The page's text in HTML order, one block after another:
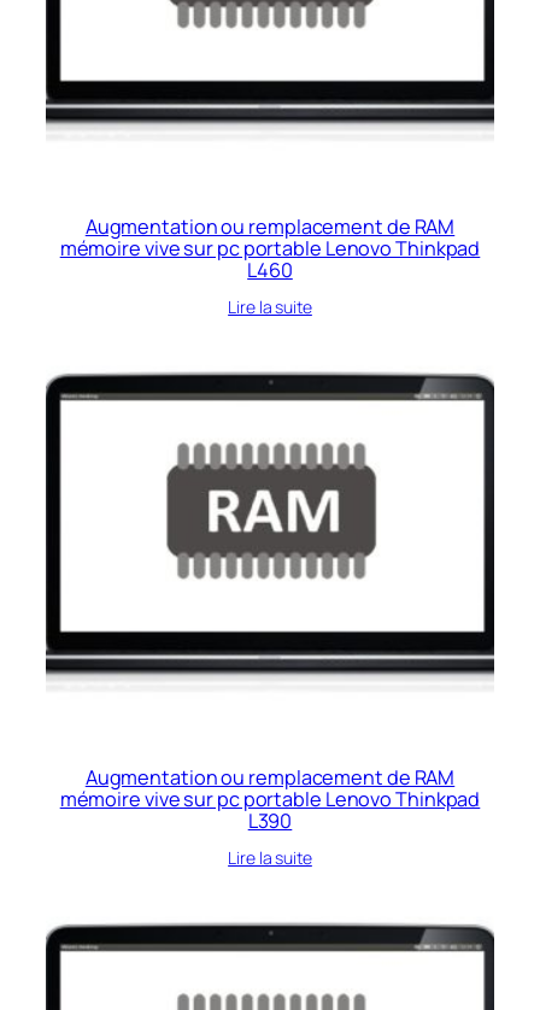
Augmentation ou remplacement de RAM
mémoire vive sur pc portable Lenovo Thinkpad
L460
Lire la suite
Augmentation ou remplacement de RAM
mémoire vive sur pc portable Lenovo Thinkpad
L390
Lire la suite